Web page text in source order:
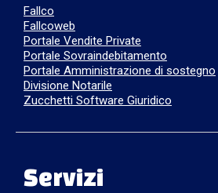
Fallco
Fallcoweb
Portale Vendite Private
Portale Sovraindebitamento
Portale Amministrazione di sostegno
Divisione Notarile
Zucchetti Software Giuridico
Servizi